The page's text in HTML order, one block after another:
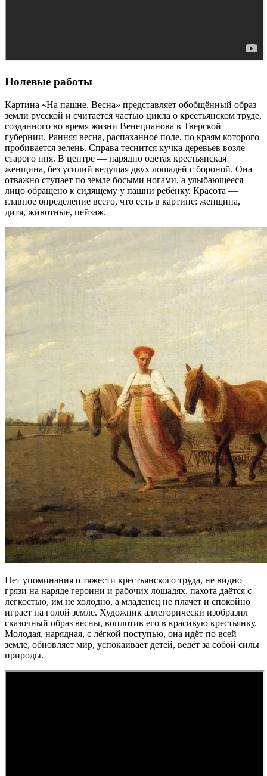
Полевые работы
Картина «На пашне. Весна» представляет обобщённый образ
земли русской и считается частью цикла о крестьянском труде,
созданного во время жизни Венецианова в Тверской
губернии. Ранняя весна, распаханное поле, по краям которого
пробивается зелень. Справа теснится кучка деревьев возле
старого пня. В центре — нарядно одетая крестьянская
женщина, без усилий ведущая двух лошадей с бороной. Она
отважно ступает по земле босыми ногами, а улыбающееся
лицо обращено к сидящему у пашни ребёнку. Красота —
главное определение всего, что есть в картине: женщина,
дитя, животные, пейзаж.
Нет упоминания о тяжести крестьянского труда, не видно
грязи на наряде героини и рабочих лошадях, пахота даётся с
лёгкостью, им не холодно, а младенец не плачет и спокойно
играет на голой земле. Художник аллегорически изобразил
сказочный образ весны, воплотив его в красивую крестьянку.
Молодая, нарядная, с лёгкой поступью, она идёт по всей
земле, обновляет мир, успокаивает детей, ведёт за собой силы
природы.